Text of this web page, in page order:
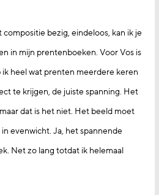
compositie bezig, eindeloos, kan ik je
in mijn prentenboeken. Voor Vos is
heel wat prenten meerdere keren
te krijgen, de juiste spanning. Het
dat is het niet. Het beeld moet
evenwicht. Ja, het spannende
Net zo lang totdat ik helemaal